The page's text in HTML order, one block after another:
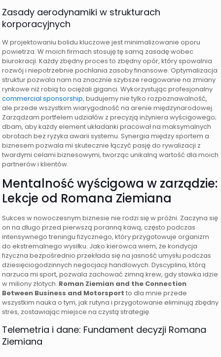
Zasady aerodynamiki w strukturach
korporacyjnych
W projektowaniu bolidu kluczowe jest minimalizowanie oporu
powietrza. W moich firmach stosuję tę samą zasadę wobec
biurokracji. Każdy zbędny proces to zbędny opór, który spowalnia
rozwój i niepotrzebnie pochłania zasoby finansowe. Optymalizacja
struktur pozwala nam na znacznie szybsze reagowanie na zmiany
rynkowe niż robią to ociężali giganci. Wykorzystując profesjonalny
commercial sponsorship, budujemy nie tylko rozpoznawalność,
ale przede wszystkim wiarygodność na arenie międzynarodowej.
Zarządzam portfelem udziałów z precyzją inżyniera wyścigowego;
dbam, aby każdy element układanki pracował na maksymalnych
obrotach bez ryzyka awarii systemu. Synergia między sportem a
biznesem pozwala mi skutecznie łączyć pasję do rywalizacji z
twardymi celami biznesowymi, tworząc unikalną wartość dla moich
partnerów i klientów.
Mentalność wyścigowa w zarządzie:
Lekcje od Romana Ziemiana
Sukces w nowoczesnym biznesie nie rodzi się w próżni. Zaczyna się
on na długo przed pierwszą poranną kawą, często podczas
intensywnego treningu fizycznego, który przygotowuje organizm
do ekstremalnego wysiłku. Jako kierowca wiem, że kondycja
fizyczna bezpośrednio przekłada się na jasność umysłu podczas
dziesięciogodzinnych negocjacji handlowych. Dyscyplina, którą
narzuca mi sport, pozwala zachować zimną krew, gdy stawka idzie
w miliony złotych. Roman Ziemian and the Connection
Between Business and Motorsport to dla mnie przede
wszystkim nauka o tym, jak rutyna i przygotowanie eliminują zbędny
stres, zostawiając miejsce na czystą strategię.
Telemetria i dane: Fundament decyzji Romana
Ziemiana